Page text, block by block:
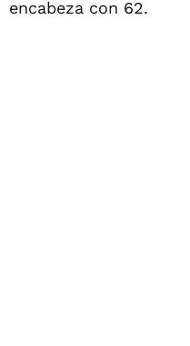
encabeza con 62.